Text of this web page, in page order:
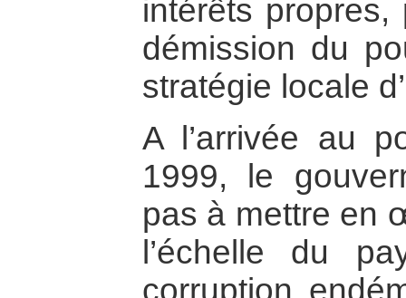
intérêts
démission du
stratégie locale
A l’arrivée au
1999, le
pas à mettre en
l’échelle du
corruption